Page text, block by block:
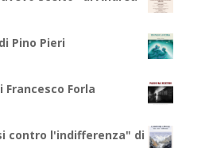
Pino Pieri
Forla
contro l'indifferenza" di